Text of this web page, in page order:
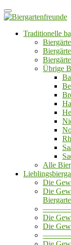
Traditionelle
Übrige
Alle
Die
Die
Die
Die